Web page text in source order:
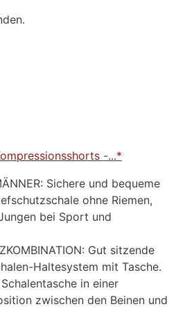
-...*
Sichere und bequeme
ohne Riemen,
bei Sport und
Gut sitzende
Haltesystem mit Tasche.
in einer
zwischen den Beinen und